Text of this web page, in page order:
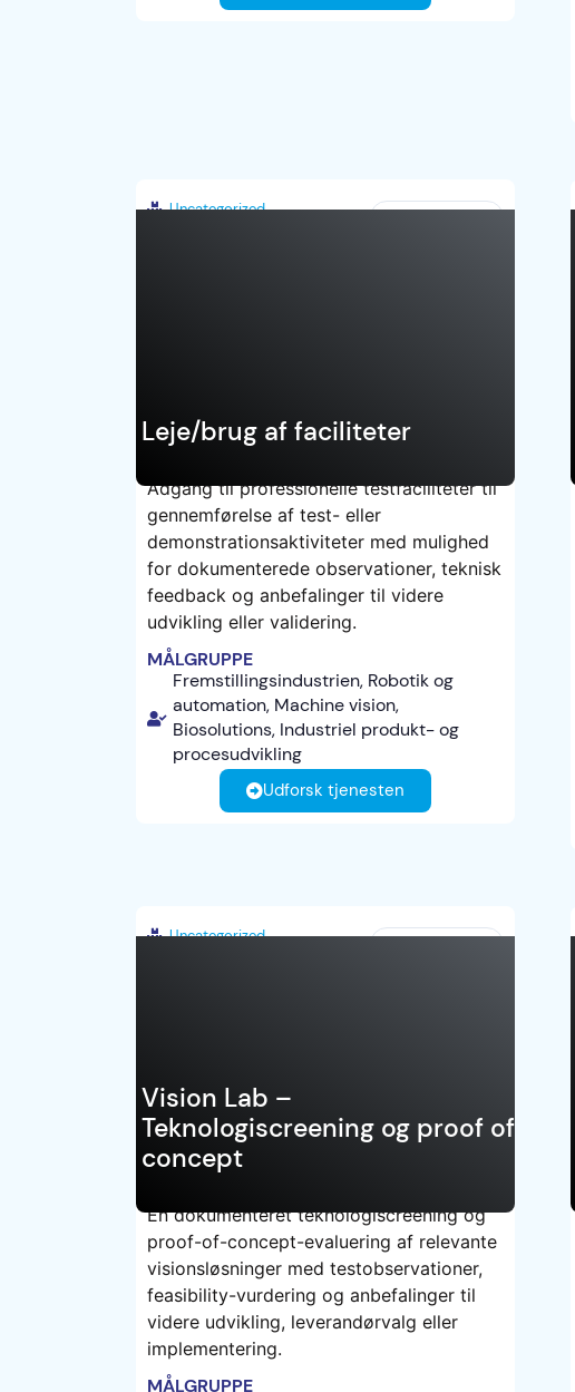
Uncategorized
Leje/brug af faciliteter
TEST
Adgang til professionelle testfaciliteter til
gennemførelse af test- eller
demonstrationsaktiviteter med mulighed
for dokumenterede observationer, teknisk
feedback og anbefalinger til videre
udvikling eller validering.
MÅLGRUPPE
Fremstillingsindustrien, Robotik og
automation, Machine vision,
Biosolutions, Industriel produkt- og
procesudvikling
Udforsk tjenesten
Uncategorized
Vision Lab –
Teknologiscreening og proof of
concept
TEST
En dokumenteret teknologiscreening og
proof-of-concept-evaluering af relevante
visionsløsninger med testobservationer,
feasibility-vurdering og anbefalinger til
videre udvikling, leverandørvalg eller
implementering.
MÅLGRUPPE